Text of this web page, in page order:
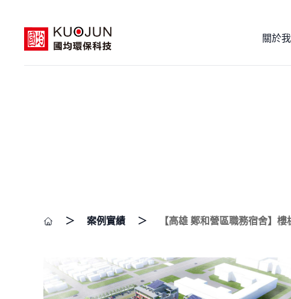
關於
＞ 案例實績 ＞ 【高雄 鄭和營區職務宿舍】